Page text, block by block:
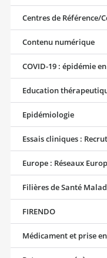
Centres de Référence/
Contenu numérique
COVID-19 : épidémie
Education
Epidémiologie
Essais cliniques :
Europe : Réseaux
Filières de Santé
FIRENDO
Médicament et prise